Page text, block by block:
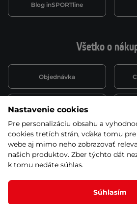
Všetko o
Objednávka
Spôsob platby
Montáž a servis
Kariéra
Blog inSPORTline
Nastavenie cookies
Pre personalizáciu obsahu a
cookies tretích strán, vďaka tomu pre
webe aj mimo neho zobrazovať
našich produktov. Zber týchto dát
k tomu nedáte súhlas.
Súhlasím